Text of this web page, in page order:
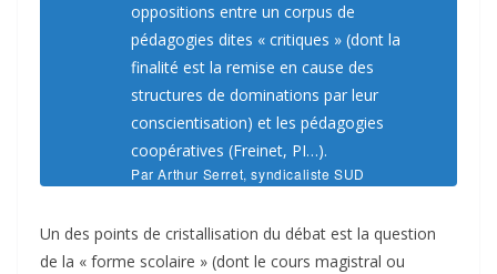
oppositions entre un corpus de
pédagogies dites « critiques » (dont la
finalité est la remise en cause des
structures de dominations par leur
conscientisation) et les pédagogies
coopératives (Freinet, PI…).
Par Arthur Serret, syndicaliste SUD
Un des points de cristallisation du débat est la question
de la « forme scolaire » (dont le cours magistral ou